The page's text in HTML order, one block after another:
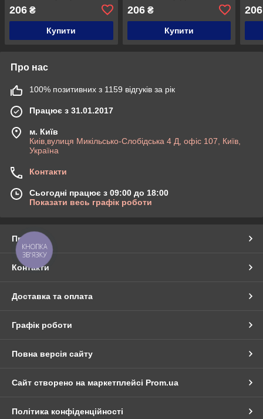
206 ₴
Купити
206₴
Купити
206
Про нас
100% позитивних з 1159 відгуків за рік
Працює з 31.01.2017
м. Київ
Киів,вулиця Микільсько-Слобідська 4 Д, офіс 107, Київ,
Україна
Контакти
Сьогодні працює з 09:00 до 18:00
Показати весь графік роботи
Про нас
Контакти
Доставка та оплата
Графік роботи
Повна версія сайту
Сайт створено на маркетплейсі Prom.ua
Політика конфіденційності
КНОПКА
ЗВ'ЯЗКУ